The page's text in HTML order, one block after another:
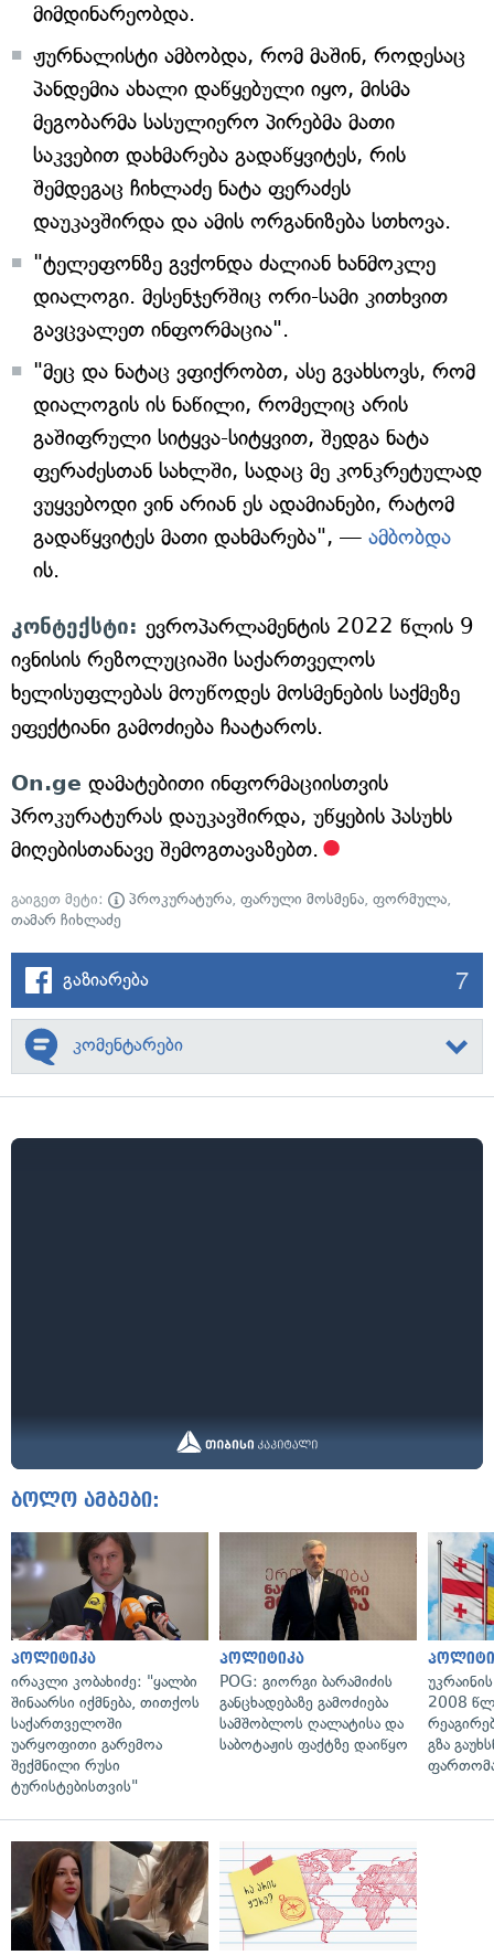
მიმდინარეობდა.
ჟურნალისტი ამბობდა, რომ მაშინ, როდესაც
პანდემია ახალი დაწყებული იყო, მისმა
მეგობარმა სასულიერო პირებმა მათი
საკვებით დახმარება გადაწყვიტეს, რის
შემდეგაც ჩიხლაძე ნატა ფერაძეს
დაუკავშირდა და ამის ორგანიზება სთხოვა.
"ტელეფონზე გვქონდა ძალიან ხანმოკლე
დიალოგი. მესენჯერშიც ორი-სამი კითხვით
გავცვალეთ ინფორმაცია".
"მეც და ნატაც ვფიქრობთ, ასე გვახსოვს, რომ
დიალოგის ის ნაწილი, რომელიც არის
გაშიფრული სიტყვა-სიტყვით, შედგა ნატა
ფერაძესთან სახლში, სადაც მე კონკრეტულად
ვუყვებოდი ვინ არიან ეს ადამიანები, რატომ
გადაწყვიტეს მათი დახმარება", — ამბობდა
ის.
კონტექსტი: ევროპარლამენტის 2022 წლის 9
ივნისის რეზოლუციაში საქართველოს
ხელისუფლებას მოუწოდეს მოსმენების საქმეზე
ეფექტიანი გამოძიება ჩაატაროს.
On.ge დამატებითი ინფორმაციისთვის
პროკურატურას დაუკავშირდა, უწყების პასუხს
მიღებისთანავე შემოგთავაზებთ.
გაიგეთ მეტი: პროკურატურა, ფარული მოსმენა, ფორმულა,
თამარ ჩიხლაძე
გაზიარება 7
კომენტარები
ბოლო ამბები:
პოლიტიკა
ირაკლი კობახიძე: "ყალბი
შინაარსი იქმნება, თითქოს
საქართველოში
უარყოფითი გარემოა
შექმნილი რუსი
ტურისტებისთვის"
პოლიტიკა
POG: გიორგი ბარამიძის
განცხადებაზე გამოძიება
სამშობლოს ღალატისა და
საბოტაჟის ფაქტზე დაიწყო
2008
გზა